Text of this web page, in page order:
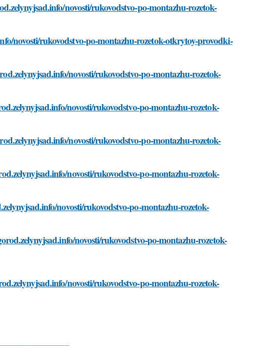
novosti/rukovodstvo-po-montazhu-rozetok-
novosti/rukovodstvo-po-montazhu-rozetok-otkrytoy-provodki-
novosti/rukovodstvo-po-montazhu-rozetok-
novosti/rukovodstvo-po-montazhu-rozetok-
novosti/rukovodstvo-po-montazhu-rozetok-
novosti/rukovodstvo-po-montazhu-rozetok-
novosti/rukovodstvo-po-montazhu-rozetok-
novosti/rukovodstvo-po-montazhu-rozetok-
novosti/rukovodstvo-po-montazhu-rozetok-